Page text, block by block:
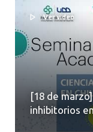
Ver video
[18 de
inhibitorios